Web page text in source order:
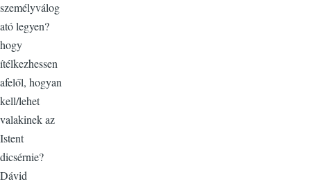
személyválog
ató legyen?
hogy
ítélkezhessen
afelől, hogyan
kell/lehet
valakinek az
Istent
dicsérnie?
Dávid